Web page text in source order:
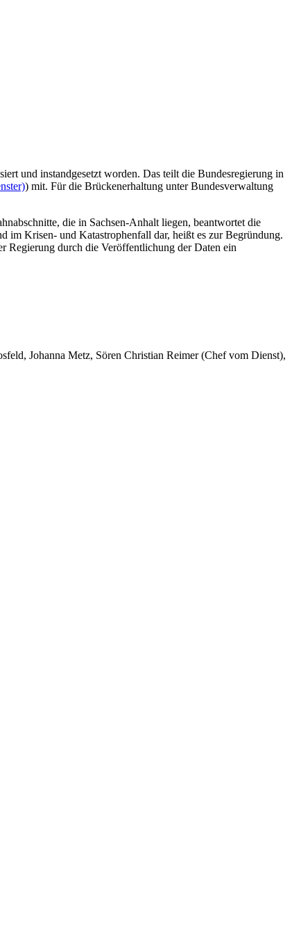
und instandgesetzt worden. Das teilt die Bundesregierung in
) mit. Für die Brückenerhaltung unter Bundesverwaltung
die in Sachsen-Anhalt liegen, beantwortet die
im Krisen- und Katastrophenfall dar, heißt es zur Begründung.
Regierung durch die Veröffentlichung der Daten ein
Johanna Metz, Sören Christian Reimer (Chef vom Dienst),